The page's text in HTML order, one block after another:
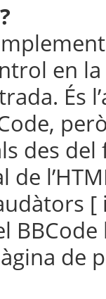
en
És
des
[
de